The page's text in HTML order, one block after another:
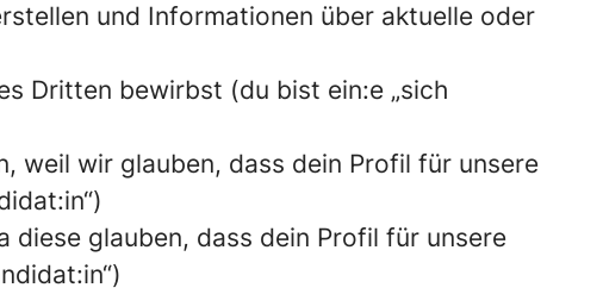
und Informationen über aktuelle oder
Dritten bewirbst (du bist ein:e „sich
weil wir glauben, dass dein Profil für unsere
glauben, dass dein Profil für unsere